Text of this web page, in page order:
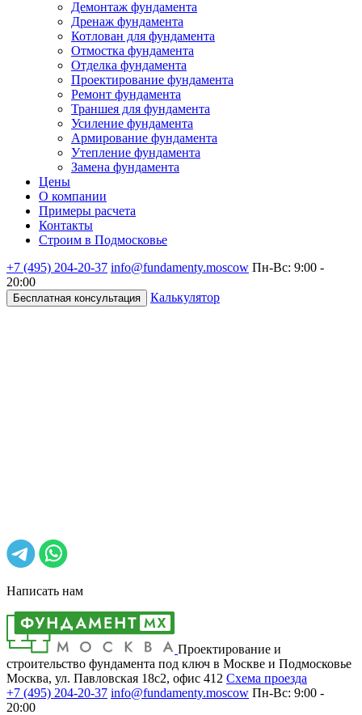
Демонтаж фундамента
Дренаж фундамента
Котлован для фундамента
Отмостка фундамента
Отделка фундамента
Проектирование фундамента
Ремонт фундамента
Траншея для фундамента
Усиление фундамента
Армирование фундамента
Утепление фундамента
Замена фундамента
Цены
О компании
Примеры расчета
Контакты
Строим в Подмосковье
+7 (495) 204-20-37 info@fundamenty.moscow Пн-Вс: 9:00 -
20:00
Бесплатная консультация Калькулятор
Написать нам
Проектирование и
строительство фундамента под ключ в Москве и Подмосковье
Москва, ул. Павловская 18с2, офис 412 Cхема проезда
+7 (495) 204-20-37 info@fundamenty.moscow Пн-Вс: 9:00 -
20:00